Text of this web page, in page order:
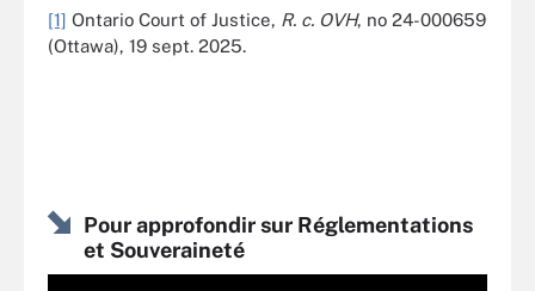
[1] Ontario Court of Justice, R. c. OVH, no 24-000659
(Ottawa), 19 sept. 2025.
Pour approfondir sur Réglementations
et Souveraineté